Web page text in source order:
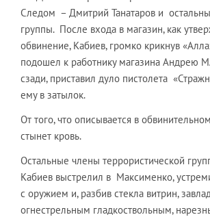
Следом – Дмитрий Танатаров и
группы. После входа в магазин, как
обвинение, Кабиев, громко крикнув
подошел к работнику магазина
сзади, приставил дуло пистолета
ему в затылок.
От того, что описывается в
стынет кровь.
Остальные члены террористической
Кабиев выстрелил в Максименко,
с оружием и, разбив стекла витрин,
огнестрельным гладкоствольным,